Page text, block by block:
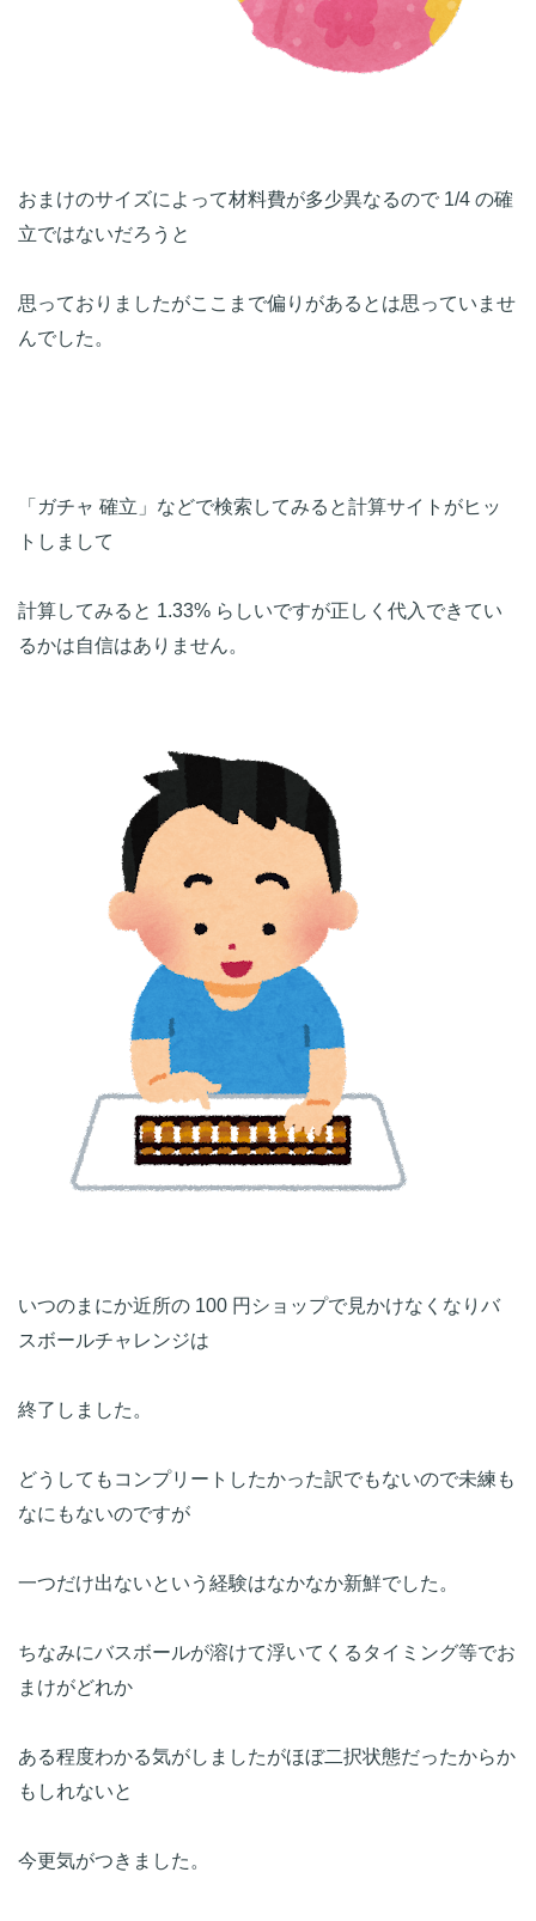
おまけのサイズによって材料費が多少異なるので 1/4 の確
立ではないだろうと
思っておりましたがここまで偏りがあるとは思っていませ
んでした。
「ガチャ 確立」などで検索してみると計算サイトがヒッ
トしまして
計算してみると 1.33% らしいですが正しく代入できてい
るかは自信はありません。
いつのまにか近所の 100 円ショップで見かけなくなりバ
スボールチャレンジは
終了しました。
どうしてもコンプリートしたかった訳でもないので未練も
なにもないのですが
一つだけ出ないという経験はなかなか新鮮でした。
ちなみにバスボールが溶けて浮いてくるタイミング等でお
まけがどれか
ある程度わかる気がしましたがほぼ二択状態だったからか
もしれないと
今更気がつきました。